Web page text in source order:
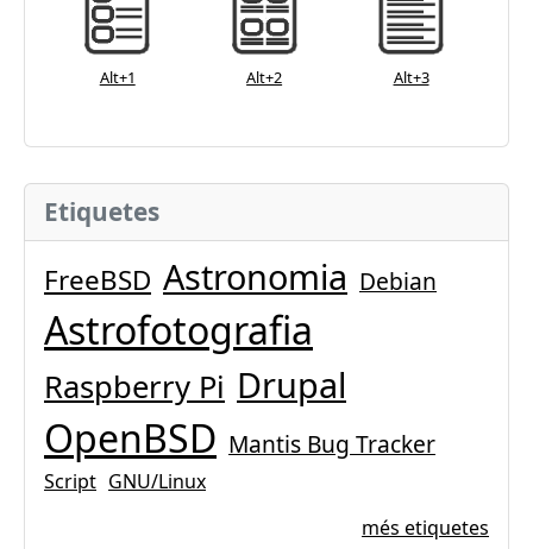
Alt+1 Alt+2 Alt+3
Etiquetes
FreeBSD Astronomia Debian
Astrofotografia
Raspberry Pi Drupal
OpenBSD Mantis Bug Tracker
Script GNU/Linux
més etiquetes